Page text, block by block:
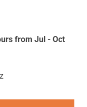
from Jul - Oct